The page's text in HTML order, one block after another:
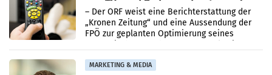
von TV- und Radioempfang zurück
– Der ORF weist eine Berichterstattung der
„Kronen Zeitung“ und eine Aussendung der
FPÖ zur geplanten Optimierung seines
MARKETING & MEDIA